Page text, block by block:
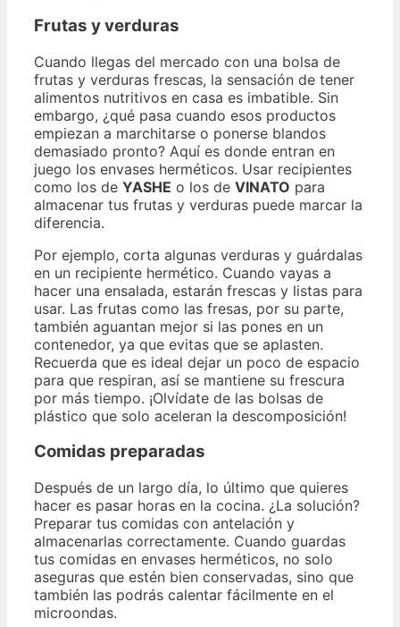
Frutas y verduras
Cuando llegas del mercado con una bolsa de
frutas y verduras frescas, la sensación de tener
alimentos nutritivos en casa es imbatible. Sin
embargo, ¿qué pasa cuando esos productos
empiezan a marchitarse o ponerse blandos
demasiado pronto? Aquí es donde entran en
juego los envases herméticos. Usar recipientes
como los de YASHE o los de VINATO para
almacenar tus frutas y verduras puede marcar la
diferencia.
Por ejemplo, corta algunas verduras y guárdalas
en un recipiente hermético. Cuando vayas a
hacer una ensalada, estarán frescas y listas para
usar. Las frutas como las fresas, por su parte,
también aguantan mejor si las pones en un
contenedor, ya que evitas que se aplasten.
Recuerda que es ideal dejar un poco de espacio
para que respiran, así se mantiene su frescura
por más tiempo. ¡Olvídate de las bolsas de
plástico que solo aceleran la descomposición!
Comidas preparadas
Después de un largo día, lo último que quieres
hacer es pasar horas en la cocina. ¿La solución?
Preparar tus comidas con antelación y
almacenarlas correctamente. Cuando guardas
tus comidas en envases herméticos, no solo
aseguras que estén bien conservadas, sino que
también las podrás calentar fácilmente en el
microondas.